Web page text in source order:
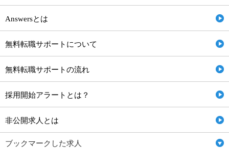
Answersとは
無料転職サポートについて
無料転職サポートの流れ
採用開始アラートとは？
非公開求人とは
ブックマークした求人